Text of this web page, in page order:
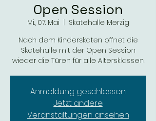
Open Session
Mi., 07. Mai
Skatehalle Merzig
Nach dem Kinderskaten öffnet die
Skatehalle mit der Open Session
wieder die Türen für alle Altersklassen.
Anmeldung geschlossen
Jetzt andere
Veranstaltungen ansehen